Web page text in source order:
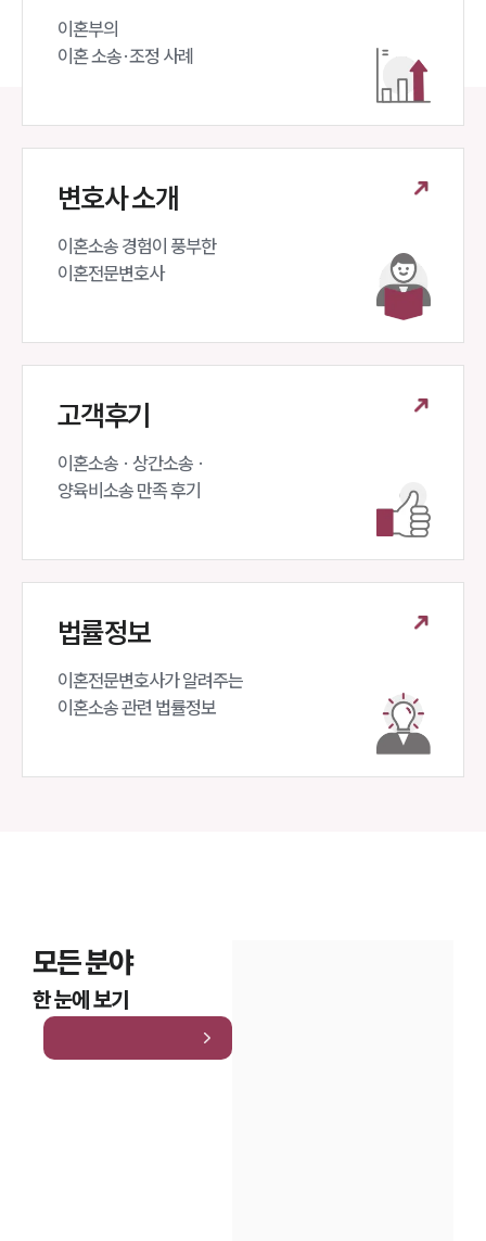
이혼부의
이혼 소송·조정 사례
변호사 소개
이혼소송 경험이 풍부한
이혼전문변호사
고객후기
이혼소송 · 상간소송 ·
양육비소송 만족 후기
법률정보
이혼전문변호사가 알려주는
이혼소송 관련 법률정보
모든 분야
한 눈에 보기